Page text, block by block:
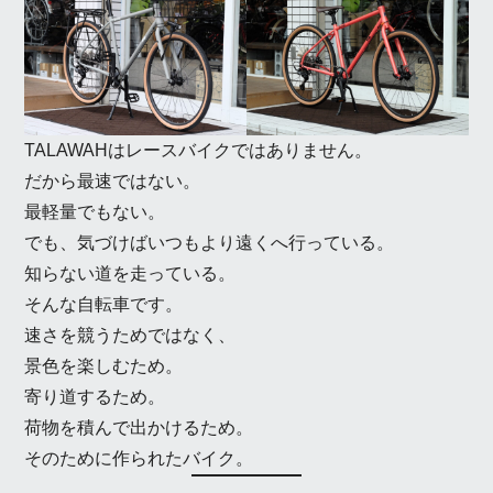
TALAWAHはレースバイクではありません。
だから最速ではない。
最軽量でもない。
でも、気づけばいつもより遠くへ行っている。
知らない道を走っている。
そんな自転車です。
速さを競うためではなく、
景色を楽しむため。
寄り道するため。
荷物を積んで出かけるため。
そのために作られたバイク。